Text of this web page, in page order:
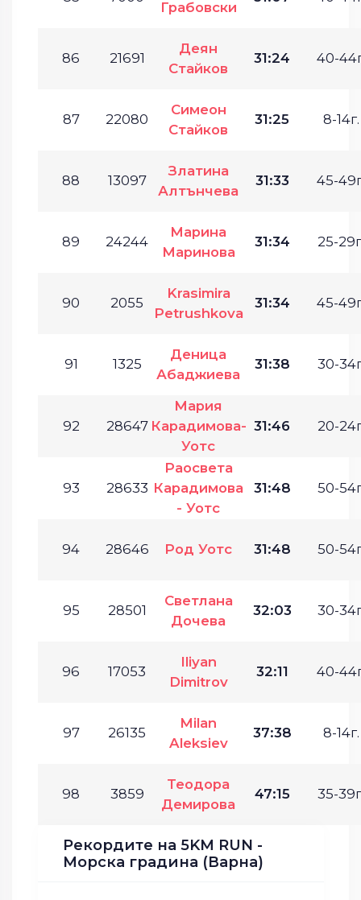
Грабовски
86 21691
Деян
Стайков
31:24 40-
87 22080
Симеон
Стайков
31:25 8-14г.
88 13097
Златина
Алтънчева
31:33 45-
89 24244
Марина
Маринова
31:34 25-
90 2055
Krasimira
Petrushkova
31:34 45-
91 1325
Деница
Абаджиева
31:38 30-
92 28647
Мария
Карадимова-
Уотс
31:46 20-
93 28633
Раосвета
Карадимова
- Уотс
31:48 50-
94 28646 Род Уотс 31:48 50-
95 28501
Светлана
Дочева
32:03 30-
96 17053
Iliyan
Dimitrov
32:11 40-
97 26135
Milan
Aleksiev
37:38 8-14г.
98 3859
Теодора
Демирова
47:15 35-
Рекордите на 5KM RUN -
Морска градина (Варна)